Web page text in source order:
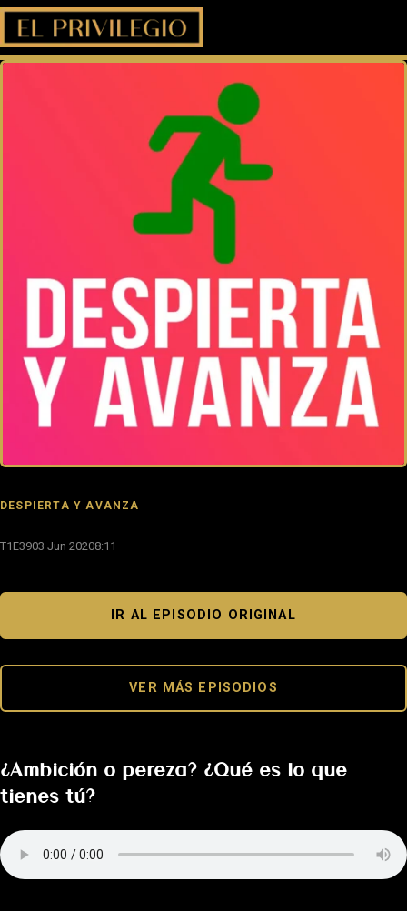
DESPIERTA Y AVANZA
T1E3903 Jun 20208:11
IR AL EPISODIO ORIGINAL
VER MÁS EPISODIOS
¿Ambición o pereza? ¿Qué es lo que
tienes tú?